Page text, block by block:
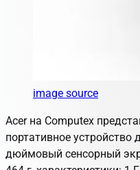
image source
Acer на Computex
портативное устройство
дюймовый сенсорный